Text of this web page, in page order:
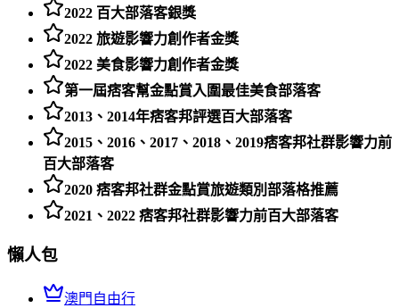
2022 百大部落客銀獎
2022 旅遊影響力創作者金獎
2022 美食影響力創作者金獎
第一屆痞客幫金點賞入圍最佳美食部落客
2013、2014年痞客邦評選百大部落客
2015、2016、2017、2018、2019痞客邦社群影響力前
百大部落客
2020 痞客邦社群金點賞旅遊類別部落格推薦
2021、2022 痞客邦社群影響力前百大部落客
懶人包
澳門自由行